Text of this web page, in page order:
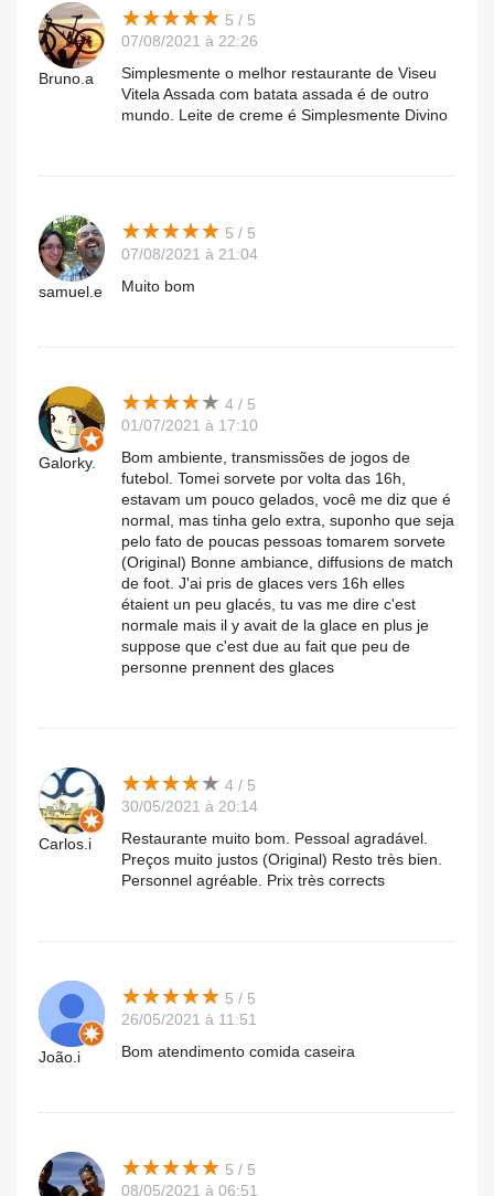
Bruno.a
★★★★★
★★★★★ 5 / 5
07/08/2021 à 22:26
Simplesmente o melhor restaurante de Viseu
Vitela Assada com batata assada é de outro
mundo. Leite de creme é Simplesmente Divino
samuel.e
★★★★★
★★★★★ 5 / 5
07/08/2021 à 21:04
Muito bom
Galorky.
★★★★★
★★★★★ 4 / 5
01/07/2021 à 17:10
Bom ambiente, transmissões de jogos de
futebol. Tomei sorvete por volta das 16h,
estavam um pouco gelados, você me diz que é
normal, mas tinha gelo extra, suponho que seja
pelo fato de poucas pessoas tomarem sorvete
(Original) Bonne ambiance, diffusions de match
de foot. J'ai pris de glaces vers 16h elles
étaient un peu glacés, tu vas me dire c'est
normale mais il y avait de la glace en plus je
suppose que c'est due au fait que peu de
personne prennent des glaces
Carlos.i
★★★★★
★★★★★ 4 / 5
30/05/2021 à 20:14
Restaurante muito bom. Pessoal agradável.
Preços muito justos (Original) Resto très bien.
Personnel agréable. Prix très corrects
João.i
★★★★★
★★★★★ 5 / 5
26/05/2021 à 11:51
Bom atendimento comida caseira
★★★★★
★★★★★ 5 / 5
08/05/2021 à 06:51